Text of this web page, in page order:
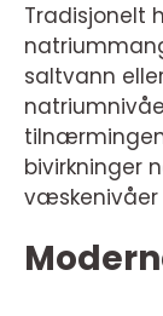
Tradisjonelt
saltvann
bivirkninger
væskenivåer